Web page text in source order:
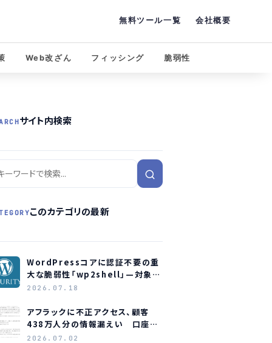
無料ツール一覧 会社概要
Web改ざん フィッシング 脆弱性
サイト内検索
このカテゴリの最新
WordPressコアに認証不要の重
大な脆弱性「wp2shell」—対象バ
ージョンと緊急対応
2026.07.18
アフラックに不正アクセス、顧客
438万人分の情報漏えい 口座情
報含む顧客も約23万人分
2026.07.02